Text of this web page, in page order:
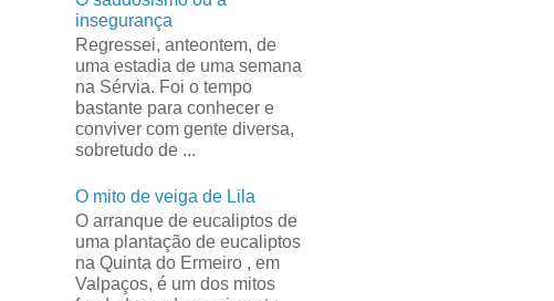
insegurança
Regressei, anteontem, de
uma estadia de uma semana
na Sérvia. Foi o tempo
bastante para conhecer e
conviver com gente diversa,
sobretudo de ...
O mito de veiga de Lila
O arranque de eucaliptos de
uma plantação de eucaliptos
na Quinta do Ermeiro , em
Valpaços, é um dos mitos